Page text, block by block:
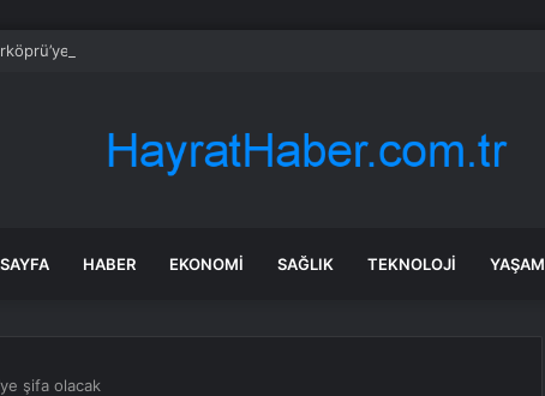
Huzurevi İçin 192 Milyon Lira
HABER EKONOMI SAĞLIK TEKNOLOJI YAŞAM
şifa olacak